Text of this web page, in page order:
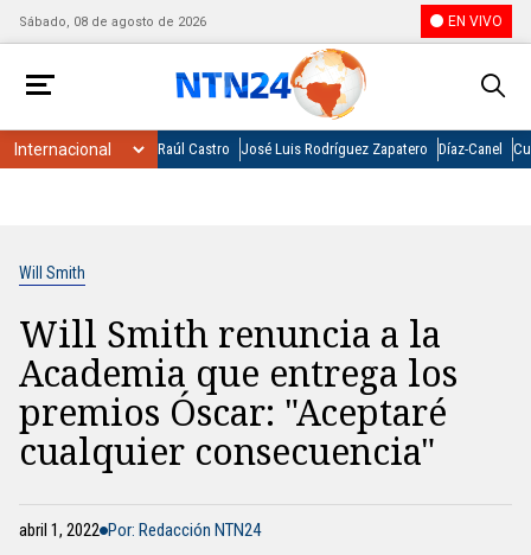
Sábado, 08 de agosto de 2026 EN VIVO
Raúl Castro José Luis Rodríguez Zapatero Díaz-Canel
Will Smith
Will Smith renuncia a la
Academia que entrega los
premios Óscar: "Aceptaré
cualquier consecuencia"
abril 1, 2022 Por: Redacción NTN24